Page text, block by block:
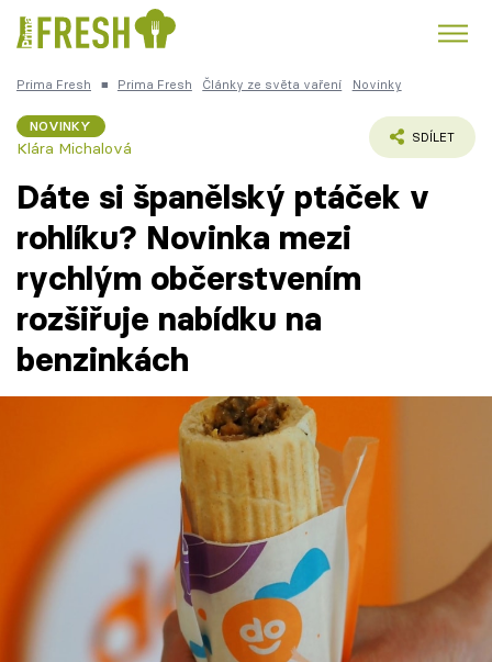
Česká kuchyně
Témata
Recepty
Články
TV Program
Škola vaření
Recepty z TV
Speciál: Cuketa
Prima Fresh ■ Prima Fresh Články ze světa vaření Novinky
NOVINKY
Klára Michalová
SDÍLET
Dáte si španělský ptáček v
rohlíku? Novinka mezi
rychlým občerstvením
rozšiřuje nabídku na
benzinkách